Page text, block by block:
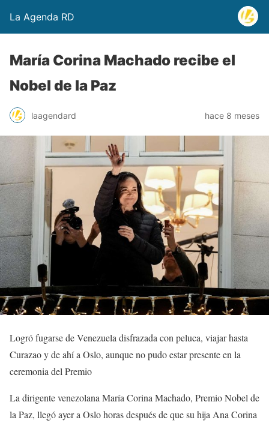
La Agenda RD
María Corina Machado recibe el
Nobel de la Paz
laagendard hace 8 meses
Logró fugarse de Venezuela disfrazada con peluca, viajar hasta
Curazao y de ahí a Oslo, aunque no pudo estar presente en la
ceremonia del Premio
La dirigente venezolana María Corina Machado, Premio Nobel de
la Paz, llegó ayer a Oslo horas después de que su hija Ana Corina